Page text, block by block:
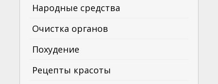
Народные средства
Очистка органов
Похудение
Рецепты красоты